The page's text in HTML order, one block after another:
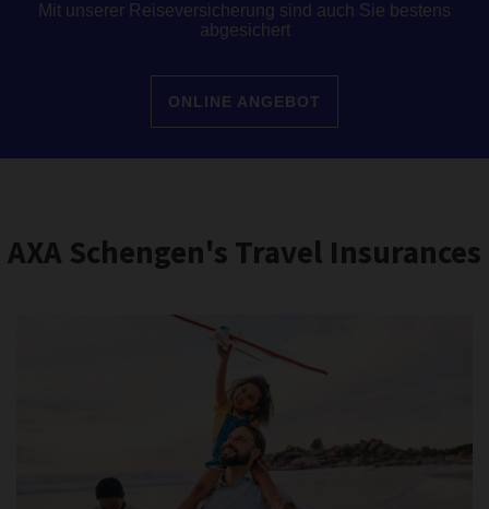
Mit unserer Reiseversicherung sind auch Sie bestens
abgesichert
ONLINE ANGEBOT
AXA Schengen's Travel Insurances